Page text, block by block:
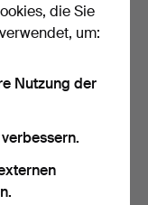
Glas,
die Sie
um:
Nutzung der